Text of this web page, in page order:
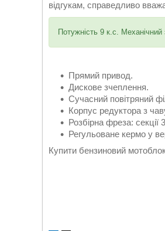
відгукам, справедливо
Потужність 9 к.с.
Прямий привод.
Дискове зчеплення.
Сучасний повітряний
Корпус редуктора з
Розбірна фреза: секції
Регульоване кермо у
Купити бензиновий